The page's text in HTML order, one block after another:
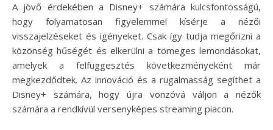
A jövő érdekében a Disney+ számára kulcsfontosságú,
hogy folyamatosan figyelemmel kísérje a nézői
visszajelzéseket és igényeket. Csak így tudja megőrizni a
közönség hűségét és elkerülni a tömeges lemondásokat,
amelyek a felfüggesztés következményeként már
megkezdődtek. Az innováció és a rugalmasság segíthet a
Disney+ számára, hogy újra vonzóvá váljon a nézők
számára a rendkívül versenyképes streaming piacon.